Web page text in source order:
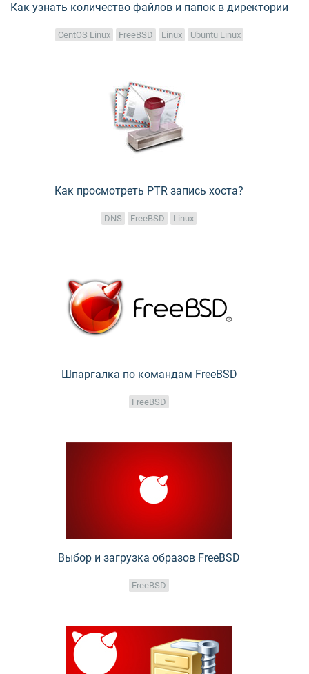
Как узнать количество файлов и папок в директории
CentOS Linux FreeBSD Linux Ubuntu Linux
Как просмотреть PTR запись хоста?
DNS FreeBSD Linux
Шпаргалка по командам FreeBSD
FreeBSD
Выбор и загрузка образов FreeBSD
FreeBSD